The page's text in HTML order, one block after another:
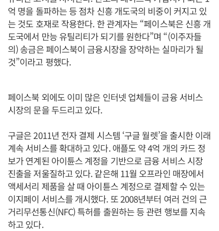
억 명을 돌파하는 등 점차 신흥 개도국의 비중이 커지고 있
는 것도 호재로 작용한다. 한 관계자는 “페이스북은 신흥 개
도국에서 만능 유틸리티가 되기를 원한다”며 “(이주자들
의) 송금은 페이스북이 금융시장을 장악하는 실마리가 될
것”이라고 평했다.
페이스북 외에도 이미 많은 인터넷 업체들이 금융 서비스
시장의 문을 두드리고 있다.
구글은 2011년 전자 결제 시스템 ‘구글 월렛’을 출시한 이래
계속 서비스를 확대하고 있다. 애플도 약 4억 개의 카드 정
보가 연계된 아이튠스 계정을 기반으로 금융 서비스 시장
진출을 저울질하고 있다. 같은해 11월 오프라인 매장에서
액세서리 제품을 살 때 아이튠스 계정으로 결제할 수 있는
이지페이 서비스를 개시했다. 또 2008년부터 여러 건의 근
거리무선통신(NFC) 특허를 출원하는 등 관련 행보를 지속
하고 있다.